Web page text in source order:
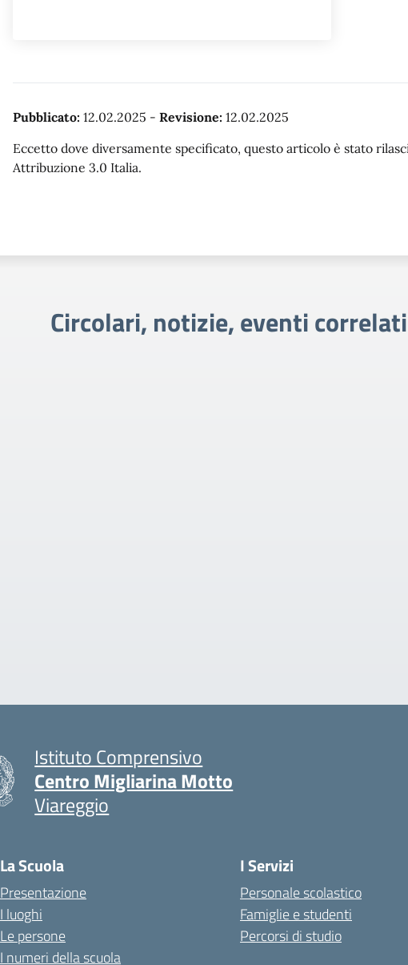
Pubblicato: 12.02.2025 - Revisione: 12.02.2025
Eccetto dove diversamente specificato, questo articolo è stato
Attribuzione 3.0 Italia.
Circolari, notizie, eventi correlati
Istituto Comprensivo
Centro Migliarina Motto
Viareggio
La Scuola
Presentazione
I luoghi
Le persone
I numeri della scuola
I Servizi
Personale scolastico
Famiglie e studenti
Percorsi di studio